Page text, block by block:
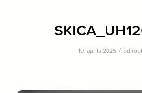
10. apríla 2025 / od root